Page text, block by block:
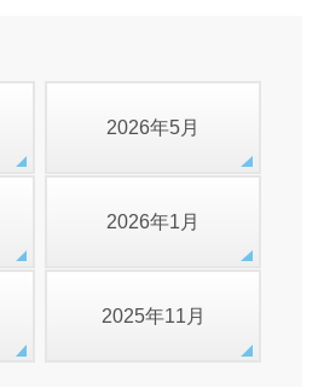
2026年5月
2026年1月
2025年11月